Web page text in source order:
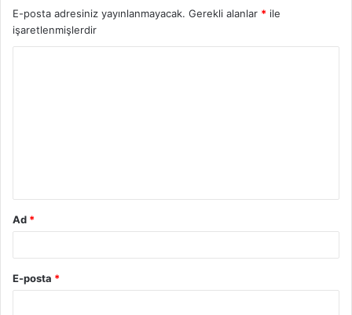
E-posta adresiniz yayınlanmayacak. Gerekli alanlar * ile
işaretlenmişlerdir
Ad *
E-posta *